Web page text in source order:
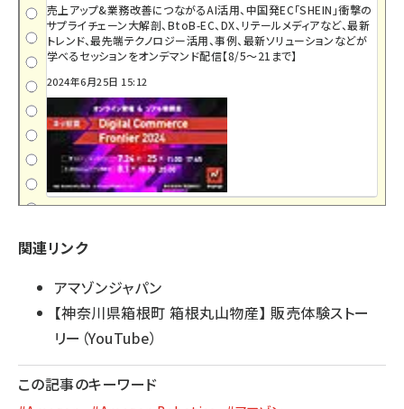
売上アップ&業務改善につながるAI活用、中国発EC「SHEIN」衝撃の
サプライチェーン大解剖、BtoB-EC、DX、リテールメディアなど、最新
トレンド、最先端テクノロジー活用、事例、最新ソリューションなどが
学べるセッションをオンデマンド配信【8/5～21まで】
2024年6月25日 15:12
関連リンク
アマゾンジャパン
【神奈川県箱根町 箱根丸山物産】 販売体験ストー
リー（YouTube）
この記事のキーワード